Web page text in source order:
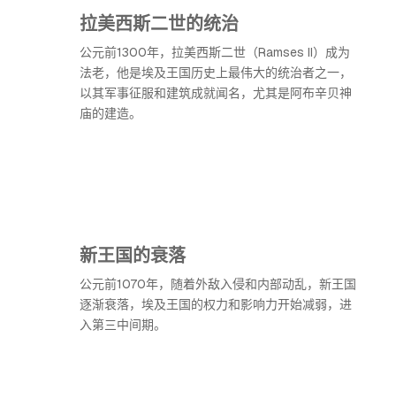
拉美西斯二世的统治
公元前1300年，拉美西斯二世（Ramses II）成为
法老，他是埃及王国历史上最伟大的统治者之一，
以其军事征服和建筑成就闻名，尤其是阿布辛贝神
庙的建造。
新王国的衰落
公元前1070年，随着外敌入侵和内部动乱，新王国
逐渐衰落，埃及王国的权力和影响力开始减弱，进
入第三中间期。